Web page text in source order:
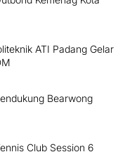
ATI Padang Gelar
Bearwong
Club Session 6